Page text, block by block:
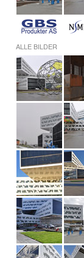
ALLE BILDER